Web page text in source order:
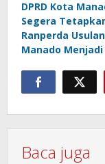
pos
DPRD Kota
Segera
Ranperda
Manado Menjadi
Baca juga